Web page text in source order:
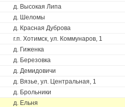
д. Высокая Липа
д. Шеломы
д. Красная Дуброва
г.п. Хотимск, ул. Коммунаров, 1
д. Гиженка
д. Березовка
д. Демидовичи
д. Вязье, ул. Центральная, 1
д. Брольники
д. Ельня